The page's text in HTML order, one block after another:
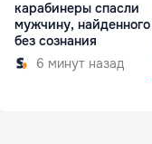
карабинеры спасли
мужчину, найденного
без сознания
6 минут назад